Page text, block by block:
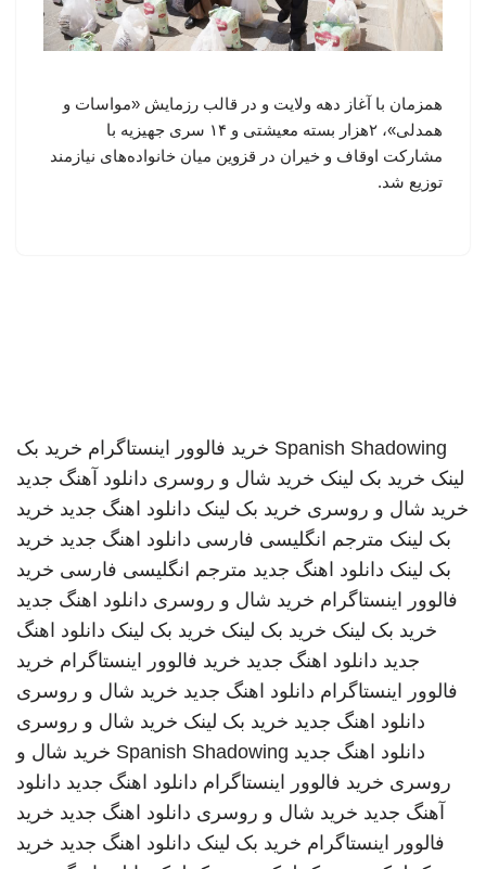
همزمان با آغاز دهه ولایت و در قالب رزمایش «مواسات و
همدلی»، ۲هزار بسته معیشتی و ۱۴ سری جهیزیه با
مشارکت اوقاف و خیران در قزوین میان خانواده‌های نیازمند
توزیع شد.
Spanish Shadowing خرید فالوور اینستاگرام خرید بک
لینک خرید بک لینک خرید شال و روسری دانلود آهنگ جدید
خرید شال و روسری خرید بک لینک دانلود اهنگ جدید خرید
بک لینک مترجم انگلیسی فارسی دانلود اهنگ جدید خرید
بک لینک دانلود اهنگ جدید مترجم انگلیسی فارسی خرید
فالوور اینستاگرام خرید شال و روسری دانلود اهنگ جدید
خرید بک لینک خرید بک لینک خرید بک لینک دانلود اهنگ
جدید دانلود اهنگ جدید خرید فالوور اینستاگرام خرید
فالوور اینستاگرام دانلود اهنگ جدید خرید شال و روسری
دانلود اهنگ جدید خرید بک لینک خرید شال و روسری
دانلود اهنگ جدید Spanish Shadowing خرید شال و
روسری خرید فالوور اینستاگرام دانلود اهنگ جدید دانلود
آهنگ جدید خرید شال و روسری دانلود اهنگ جدید خرید
فالوور اینستاگرام خرید بک لینک دانلود اهنگ جدید خرید